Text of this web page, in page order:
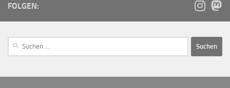
FOLGEN: